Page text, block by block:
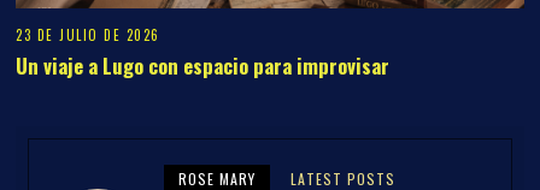
23 DE JULIO DE 2026
Un viaje a Lugo con espacio para improvisar
ROSE MARY LATEST POSTS